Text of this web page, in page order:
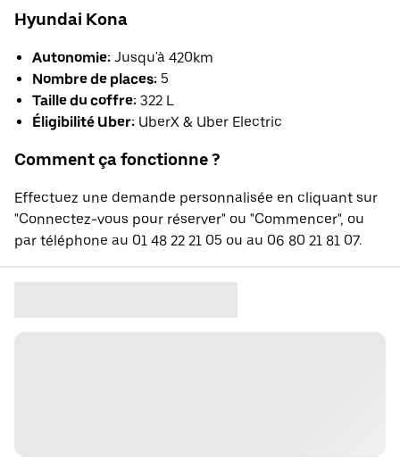
Hyundai Kona
Autonomie: Jusqu'à 420km
Nombre de places: 5
Taille du coffre: 322 L
Éligibilité Uber: UberX & Uber Electric
Comment ça fonctionne ?
Effectuez une demande personnalisée en cliquant sur
"Connectez-vous pour réserver" ou "Commencer", ou
par téléphone au 01 48 22 21 05 ou au 06 80 21 81 07.